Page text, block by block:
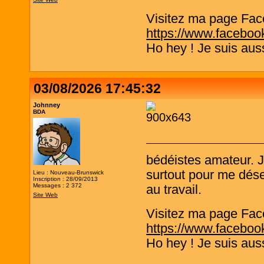
Visitez ma page
https://
Ho hey ! Je suis
03/08/2026 17:45:32
Johnney
BDA
Lieu : Nouveau-Brunswick
Inscription : 28/09/2013
Messages : 2 372
Site Web
bédéistes amateur.
surtout pour me
au travail.
Visitez ma page
https://
Ho hey ! Je suis